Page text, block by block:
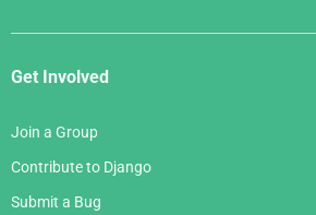
Get Involved
Join a Group
Contribute to Django
Submit a Bug